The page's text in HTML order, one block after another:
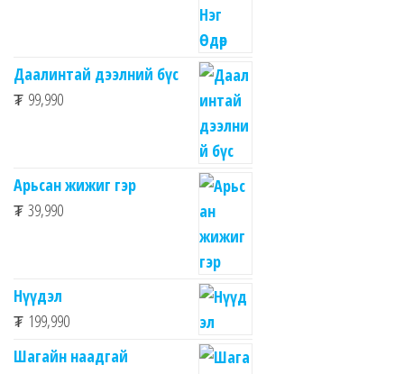
Даалинтай дээлний бүс
₮ 99,990
Арьсан жижиг гэр
₮ 39,990
Нүүдэл
₮ 199,990
Шагайн наадгай